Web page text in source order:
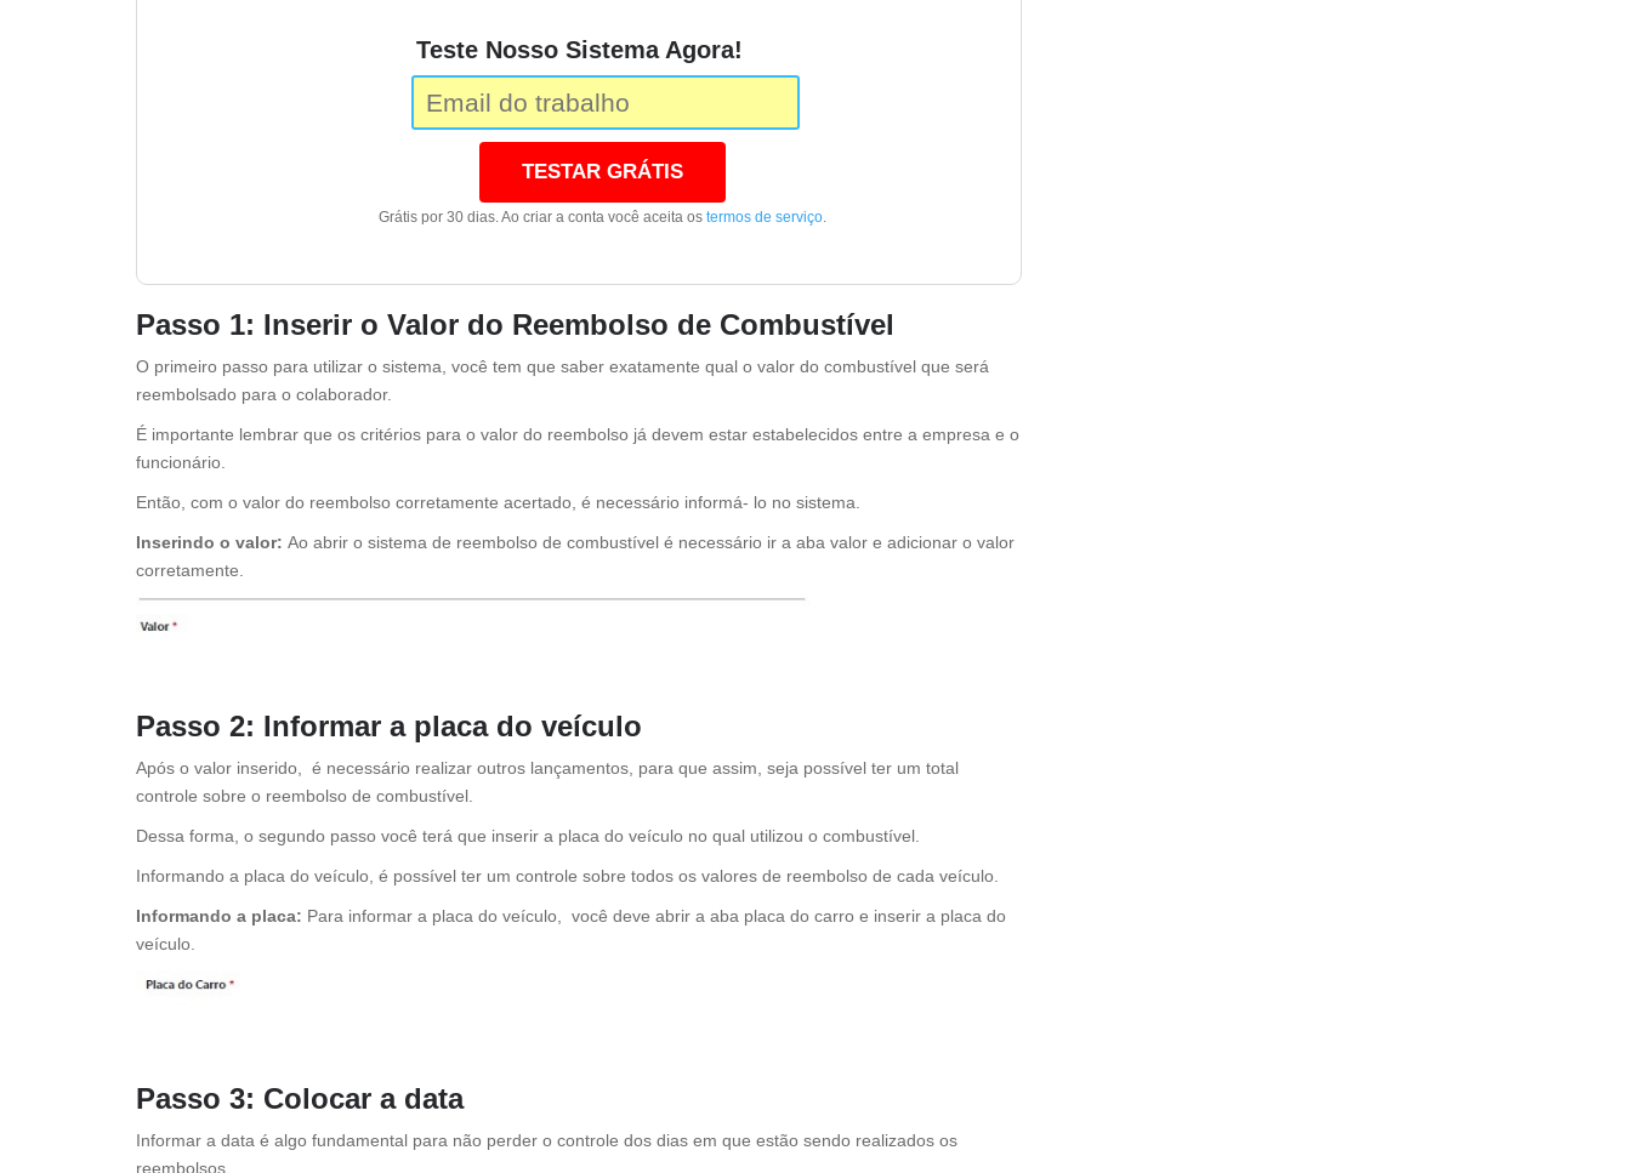
Teste Nosso Sistema Agora!
TESTAR GRÁTIS
Grátis por 30 dias. Ao criar a conta você aceita ostermos de serviço.
Passo 1: Inserir o Valor do Reembolso de Combustível
O primeiro passo para utilizar o sistema, você tem que saber exatamente qual o valor do combustível que será
reembolsado para o colaborador.
É importante lembrar que os critérios para o valor do reembolso já devem estar estabelecidos entre a empresa e o
funcionário.
Então, com o valor do reembolso corretamente acertado, é necessário informá- lo no sistema.
Inserindo o valor: Ao abrir o sistema de reembolso de combustível é necessário ir a aba valor e adicionar o valor
corretamente.
Passo 2: Informar a placa do veículo
Após o valor inserido, é necessário realizar outros lançamentos, para que assim, seja possível ter um total
controle sobre o reembolso de combustível.
Dessa forma, o segundo passo você terá que inserir a placa do veículo no qual utilizou o combustível.
Informando a placa do veículo, é possível ter um controle sobre todos os valores de reembolso de cada veículo.
Informando a placa: Para informar a placa do veículo, você deve abrir a aba placa do carro e inserir a placa do
veículo.
Passo 3: Colocar a data
Informar a data é algo fundamental para não perder o controle dos dias em que estão sendo realizados os
reembolsos.